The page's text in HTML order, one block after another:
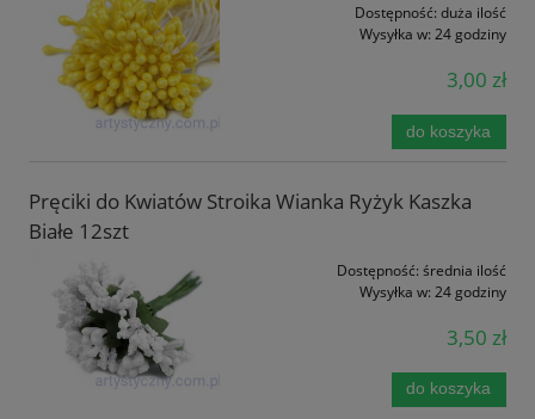
Dostępność: duża ilość
Wysyłka w: 24 godziny
3,00 zł
do koszyka
Pręciki do Kwiatów Stroika Wianka Ryżyk Kaszka
Białe 12szt
Dostępność: średnia ilość
Wysyłka w: 24 godziny
3,50 zł
do koszyka